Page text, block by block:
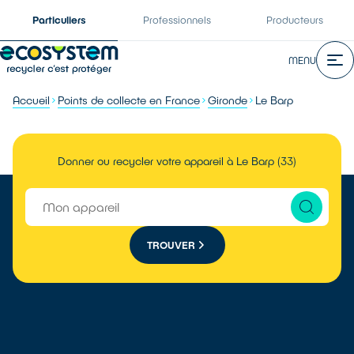
Particuliers Professionnels Producteurs
MENU
Accueil Points de collecte en France Gironde Le Barp
Donner ou recycler votre appareil à Le Barp (33)
TROUVER